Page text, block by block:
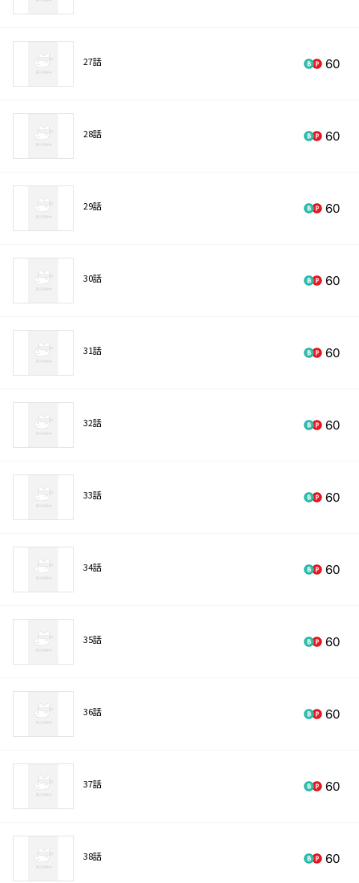
27話 60
28話 60
29話 60
30話 60
31話 60
32話 60
33話 60
34話 60
35話 60
36話 60
37話 60
38話 60